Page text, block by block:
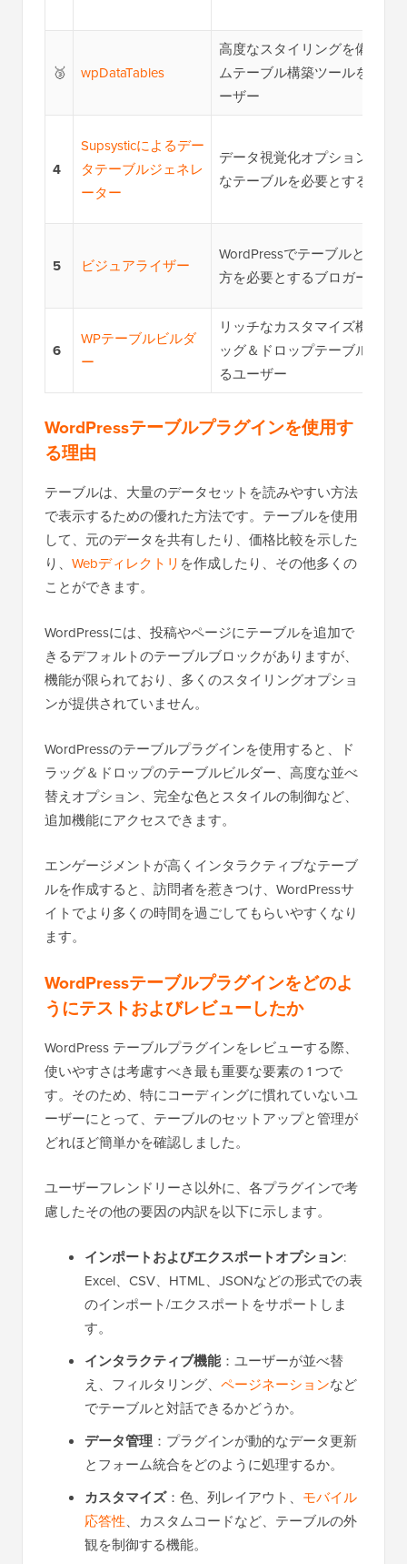
🥉 wpDataTables
高度なスタイリングを備えた
ムテーブル構築ツールを探し
ーザー
4
Supsysticによるデー
タテーブルジェネレ
ーター
データ視覚化オプションを備
なテーブルを必要とするユー
5 ビジュアライザー
WordPressでテーブルとチャ
方を必要とするブロガー
6
WPテーブルビルダ
ー
リッチなカスタマイズ機能付
ッグ＆ドロップテーブル構築
るユーザー
WordPressテーブルプラグインを使用す
る理由
テーブルは、大量のデータセットを読みやすい方法
で表示するための優れた方法です。テーブルを使用
して、元のデータを共有したり、価格比較を示した
り、 Webディレクトリ を作成したり、その他多くの
ことができます。
WordPressには、投稿やページにテーブルを追加で
きるデフォルトのテーブルブロックがありますが、
機能が限られており、多くのスタイリングオプショ
ンが提供されていません。
WordPressのテーブルプラグインを使用すると、ド
ラッグ＆ドロップのテーブルビルダー、高度な並べ
替えオプション、完全な色とスタイルの制御など、
追加機能にアクセスできます。
エンゲージメントが高くインタラクティブなテーブ
ルを作成すると、訪問者を惹きつけ、WordPressサ
イトでより多くの時間を過ごしてもらいやすくなり
ます。
WordPressテーブルプラグインをどのよ
うにテストおよびレビューしたか
WordPress テーブルプラグインをレビューする際、
使いやすさは考慮すべき最も重要な要素の 1 つで
す。そのため、特にコーディングに慣れていないユ
ーザーにとって、テーブルのセットアップと管理が
どれほど簡単かを確認しました。
ユーザーフレンドリーさ以外に、各プラグインで考
慮したその他の要因の内訳を以下に示します。
インポートおよびエクスポートオプション:
Excel、CSV、HTML、JSONなどの形式での表
のインポート/エクスポートをサポートしま
す。
インタラクティブ機能：ユーザーが並べ替
え、フィルタリング、 ページネーションなど
でテーブルと対話できるかどうか。
データ管理 ：プラグインが動的なデータ更新
とフォーム統合をどのように処理するか。
カスタマイズ：色、列レイアウト、 モバイル
応答性、カスタムコードなど、テーブルの外
観を制御する機能。